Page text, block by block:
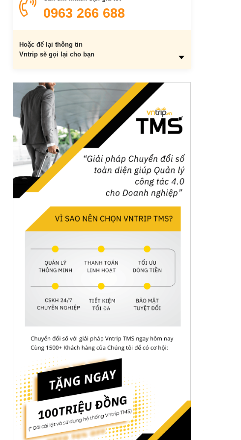
Phố đêm Huế
Chợ Đông Ba
Cơm hến
Các loại bánh Huế
Nem lụi
Khách sạn, nhà nghỉ và homestay ở Huế
0963 266 688
Hoặc để lại thông tin
Vntrip sẽ gọi lại cho bạn